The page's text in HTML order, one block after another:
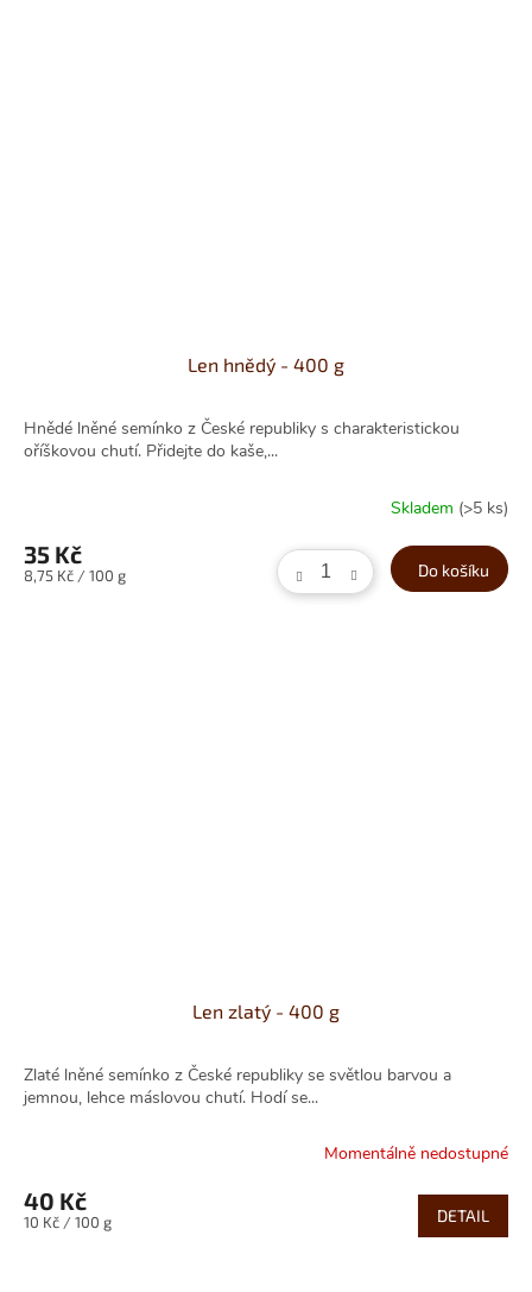
Len hnědý - 400 g
Hnědé lněné semínko z České republiky s charakteristickou
oříškovou chutí. Přidejte do kaše,...
Skladem (>5 ks)
35 Kč
Měrná
8,75 Kč / 100 g Do košíku
Len zlatý - 400 g
Zlaté lněné semínko z České republiky se světlou barvou a
jemnou, lehce máslovou chutí. Hodí se...
Momentálně nedostupné
40 Kč
Měrná
10 Kč / 100 g DETAIL